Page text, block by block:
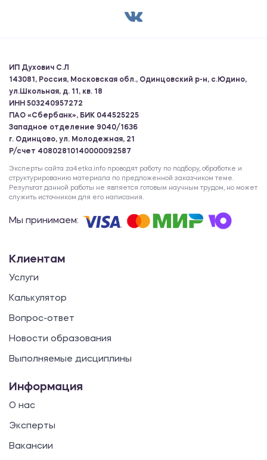
ИП Духович С.Л
143081, Россия, Московская обл., Одинцовский р-н, с.Юдино,
ул.Школьная, д. 11, кв. 18
ИНН 503240957272
ПАО «Сбербанк», БИК 044525225
Западное отделение 9040/1636
г. Одинцово, ул. Молодежная, 21
Р/счет 40802810140000092587
Эксперты сайта za4etka.info проводят работу по подбору, обработке и
структурированию материала по предложенной заказчиком теме.
Результат данной работы не является готовым научным трудом, но может
служить источником для его написания.
Мы принимаем:
Клиентам
Услуги
Калькулятор
Вопрос-ответ
Новости образования
Выполняемые дисциплины
Информация
О нас
Эксперты
Вакансии